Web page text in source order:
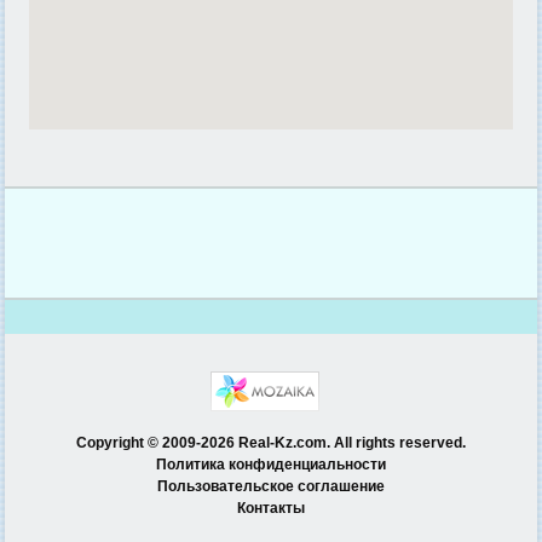
Copyright © 2009-2026 Real-Kz.com. All rights reserved.
Политика конфиденциальности
Пользовательское соглашение
Контакты